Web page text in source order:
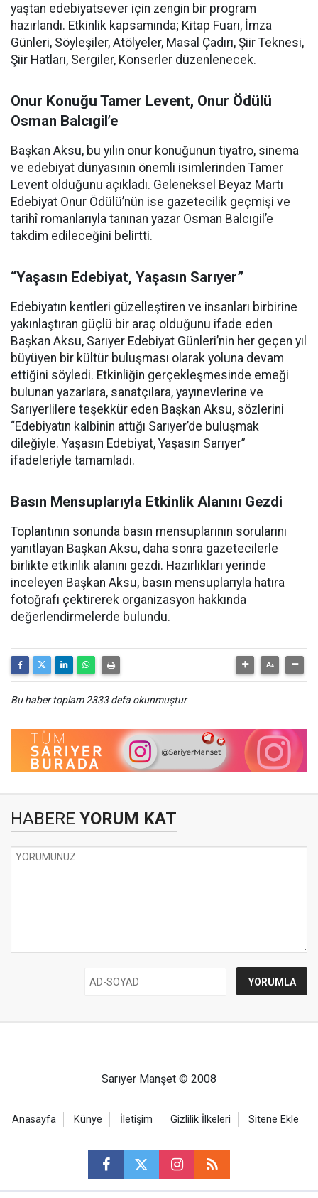
yaştan edebiyatsever için zengin bir program
hazırlandı. Etkinlik kapsamında; Kitap Fuarı, İmza
Günleri, Söyleşiler, Atölyeler, Masal Çadırı, Şiir Teknesi,
Şiir Hatları, Sergiler, Konserler düzenlenecek.
Onur Konuğu Tamer Levent, Onur Ödülü
Osman Balcıgil’e
Başkan Aksu, bu yılın onur konuğunun tiyatro, sinema
ve edebiyat dünyasının önemli isimlerinden Tamer
Levent olduğunu açıkladı. Geleneksel Beyaz Martı
Edebiyat Onur Ödülü’nün ise gazetecilik geçmişi ve
tarihî romanlarıyla tanınan yazar Osman Balcıgil’e
takdim edileceğini belirtti.
“Yaşasın Edebiyat, Yaşasın Sarıyer”
Edebiyatın kentleri güzelleştiren ve insanları birbirine
yakınlaştıran güçlü bir araç olduğunu ifade eden
Başkan Aksu, Sarıyer Edebiyat Günleri’nin her geçen yıl
büyüyen bir kültür buluşması olarak yoluna devam
ettiğini söyledi. Etkinliğin gerçekleşmesinde emeği
bulunan yazarlara, sanatçılara, yayınevlerine ve
Sarıyerlilere teşekkür eden Başkan Aksu, sözlerini
“Edebiyatın kalbinin attığı Sarıyer’de buluşmak
dileğiyle. Yaşasın Edebiyat, Yaşasın Sarıyer”
ifadeleriyle tamamladı.
Basın Mensuplarıyla Etkinlik Alanını Gezdi
Toplantının sonunda basın mensuplarının sorularını
yanıtlayan Başkan Aksu, daha sonra gazetecilerle
birlikte etkinlik alanını gezdi. Hazırlıkları yerinde
inceleyen Başkan Aksu, basın mensuplarıyla hatıra
fotoğrafı çektirerek organizasyon hakkında
değerlendirmelerde bulundu.
Bu haber toplam 2333 defa okunmuştur
HABERE YORUM KAT
Sarıyer Manşet © 2008
Anasayfa Künye İletişim Gizlilik İlkeleri Sitene Ekle